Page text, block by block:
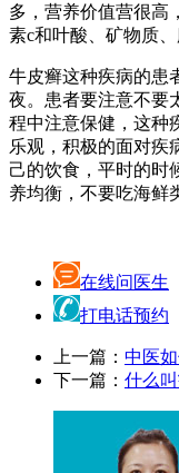
多，营养价值营很高
素c和叶酸、矿物质
牛皮癣这种疾病的患
夜。患者要注意不要
程中注意保健，这种
乐观，积极的面对疾
己的饮食，平时的时
养均衡，不要吃海鲜
在线问医生
打电话预约
上一篇： 中医
下一篇： 什么